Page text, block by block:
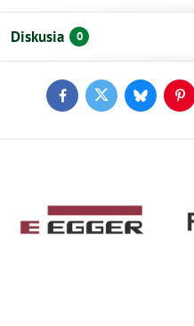
Diskusia 0
FacebookTwitterBluesky